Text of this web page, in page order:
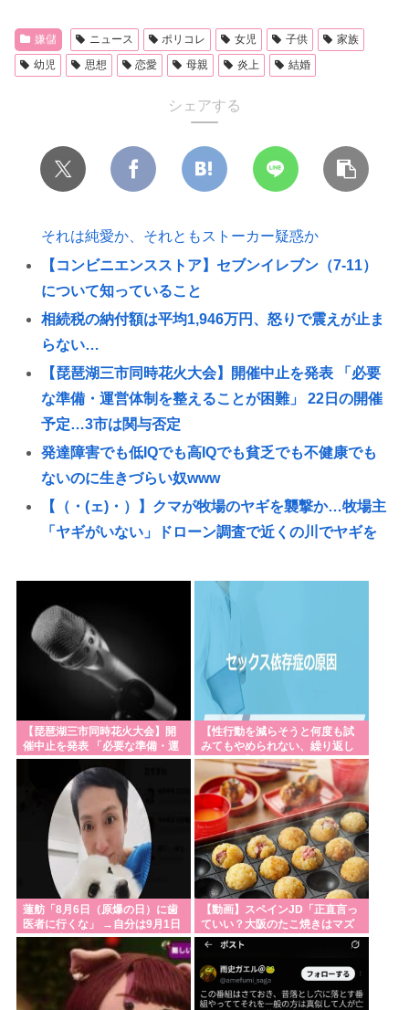
嫌儲 ニュース ポリコレ 女児 子供
家族
幼児
思想 恋愛 母親 炎上 結婚
シェアする
それは純愛か、それともストーカー疑惑か
【コンビニエンスストア】セブンイレブン（7-11）
について知っていること
相続税の納付額は平均1,946万円、怒りで震えが止ま
らない…
【琵琶湖三市同時花火大会】開催中止を発表 「必要
な準備・運営体制を整えることが困難」 22日の開催
予定…3市は関与否定
発達障害でも低IQでも高IQでも貧乏でも不健康でも
ないのに生きづらい奴www
【（・(ェ)・）】クマが牧場のヤギを襲撃か…牧場主
「ヤギがいない」ドローン調査で近くの川でヤギを
『スパイダーマン:ブランドニューデイ』が興行収入
2622億円に到達！2週目も好調に推移へ
とんがりコーン、本日から68g→62gに実質値上げ 発
売48年で初の箱縮小 メーカー「CO2も1067トン削減
できます笑」
旦那「あっ、托卵された！」って分かるもんなの？
ぜってー分かんないだろ。
マモノ甲子園 横浜3 – 沖縄尚学1
長渕剛、熊本でのライブを「予定どおり開催」と発
表 「熊本の皆様へ」「強い決意」のメッセージ&寄
付も表明
東京で大地震が絶対に起きない理由www
北朝鮮「暑さ対策に犬肉鍋やサムゲタンを食え」絶
糧世帯「…」
【嫉妬】日本発のゲーム「めっちゃカメレオン」が
世界で1500万本売れる
【琵琶湖三市同時花火大会】開
催中止を発表 「必要な準備・運
営体制を整えることが困難」 22
日の開催予定…3市は関与否定
【性行動を減らそうと何度も試
みてもやめられない、繰り返し
てしまう】「セクロス依存症」
蓮舫「8月6日（原爆の日）に歯
医者に行くな」 →自分は9月1日
（関東大震災の日）に歯医者に
行ってました
【動画】スペインJD「正直言っ
ていい？大阪のたこ焼きはマズ
いTT」→ゴミ箱直行になる